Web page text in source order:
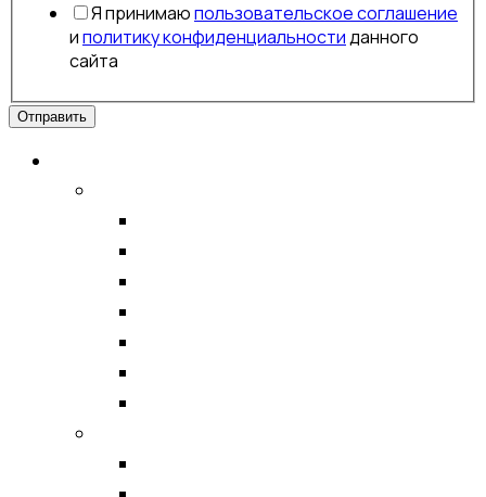
Я принимаюпользовательское соглашение
иполитику конфиденциальностиданного
сайта
Отправить